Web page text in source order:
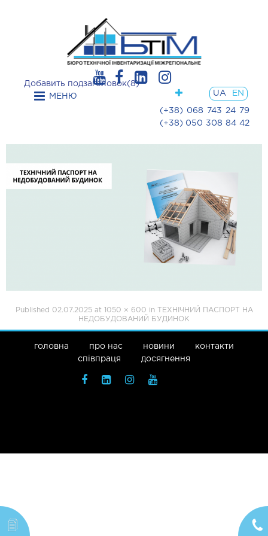
(+38) 068 743 24 79
(+38) 050 308 84 42
UA EN
МЕНЮ
Добавить подзаголовок(8)
Published 02.07.2025at 1050 × 600 in
ТЕХНІЧНИЙ ПАСПОРТ НА
НЕДОБУДОВАНИЙ БУДИНОК
головна про нас новини
контакти
співпраця
досягнення